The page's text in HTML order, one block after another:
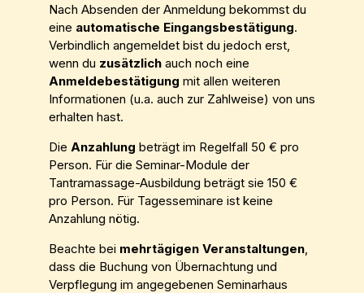
Nach Absenden der Anmeldung bekommst du
eine automatische Eingangsbestätigung.
Verbindlich angemeldet bist du jedoch erst,
wenn du zusätzlich auch noch eine
Anmeldebestätigung mit allen weiteren
Informationen (u.a. auch zur Zahlweise) von uns
erhalten hast.
Die Anzahlung beträgt im Regelfall 50 € pro
Person. Für die Seminar-Module der
Tantramassage-Ausbildung beträgt sie 150 €
pro Person. Für Tagesseminare ist keine
Anzahlung nötig.
Beachte bei mehrtägigen Veranstaltungen
dass die Buchung von Übernachtung und
Verpflegung im angegebenen Seminarhaus